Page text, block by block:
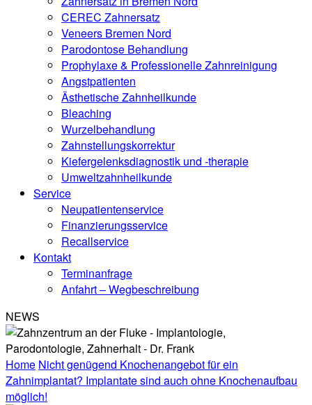
CEREC Zahnersatz
Veneers Bremen Nord
Parodontose Behandlung
Prophylaxe & Professionelle Zahnreinigung
Angstpatienten
Ästhetische Zahnheilkunde
Bleaching
Wurzelbehandlung
Zahnstellungskorrektur
Kiefergelenksdiagnostik und -therapie
Umweltzahnheilkunde
Service
Neupatientenservice
Finanzierungsservice
Recallservice
Kontakt
Terminanfrage
Anfahrt – Wegbeschreibung
NEWS
Home Nicht genügend Knochenangebot für ein
Zahnimplantat? Implantate sind auch ohne Knochenaufbau
möglich!